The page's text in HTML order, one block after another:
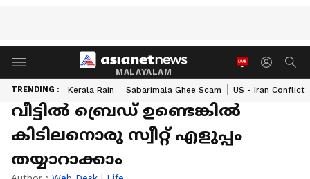
MALAYALAM
TRENDING : Kerala Rain Sabarimala Ghee Scam US - Iran Conflict
വീട്ടിൽ ബ്രെഡ് ഉണ്ടെങ്കിൽ
കിടിലനൊരു സ്വീറ്റ് എളുപ്പം
തയ്യാറാക്കാം